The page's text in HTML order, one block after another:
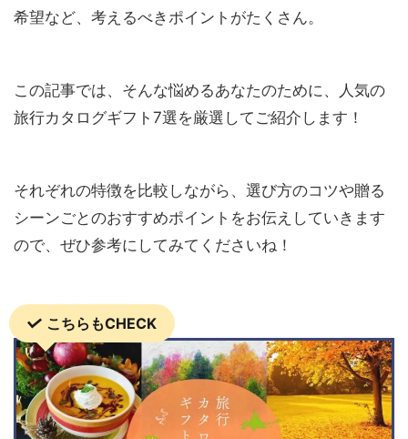
希望など、考えるべきポイントがたくさん。
この記事では、そんな悩めるあなたのために、人気の
旅行カタログギフト7選を厳選してご紹介します！
それぞれの特徴を比較しながら、選び方のコツや贈る
シーンごとのおすすめポイントをお伝えしていきます
ので、ぜひ参考にしてみてくださいね！
こちらもCHECK